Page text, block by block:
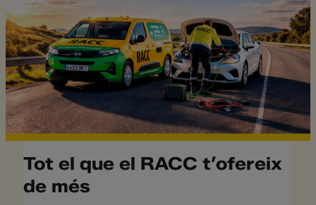
Tot el que el RACC t’ofereix
de més